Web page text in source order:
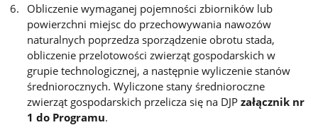
Obliczenie wymaganej pojemności zbiorników lub
powierzchni miejsc do przechowywania nawozów
naturalnych poprzedza sporządzenie obrotu stada,
obliczenie przelotowości zwierząt gospodarskich w
grupie technologicznej, a następnie wyliczenie stanów
średniorocznych. Wyliczone stany średnioroczne
zwierząt gospodarskich przelicza się na DJPzałącznik nr
1 do Programu.